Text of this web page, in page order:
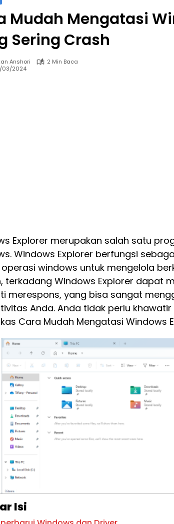
Mudah Mengatasi
Sering Crash
Anshori
2 Min Baca
03/2024
Explorer merupakan salah satu
Windows Explorer berfungsi
windows untuk mengelola
terkadang Windows Explorer dapat
merespons, yang bisa sangat
Anda. Anda tidak perlu
Cara Mudah Mengatasi Windows
Isi